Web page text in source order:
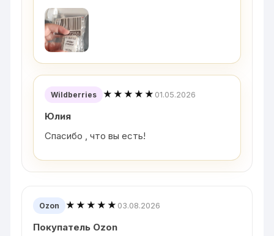
Wildberries ★★★★★ 01.05.2026
Юлия
Спасибо , что вы есть!
Ozon ★★★★★ 03.08.2026
Покупатель Ozon